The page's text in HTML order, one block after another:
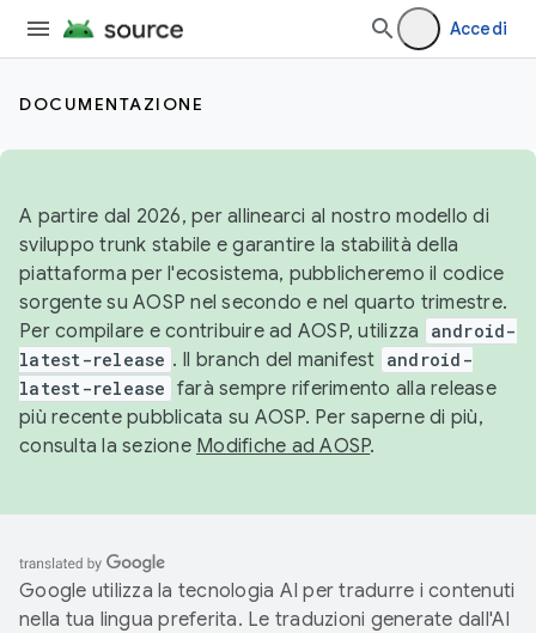
Accedi
DOCUMENTAZIONE
A partire dal 2026, per allinearci al nostro modello di
sviluppo trunk stabile e garantire la stabilità della
piattaforma per l'ecosistema, pubblicheremo il codice
sorgente su AOSP nel secondo e nel quarto trimestre.
Per compilare e contribuire ad AOSP, utilizza
android-
latest-release . Il branch del manifest android-
latest-release farà sempre riferimento alla release
più recente pubblicata su AOSP. Per saperne di più,
consulta la sezione Modifiche ad AOSP.
Google utilizza la tecnologia AI per tradurre i contenuti
nella tua lingua preferita. Le traduzioni generate dall'AI